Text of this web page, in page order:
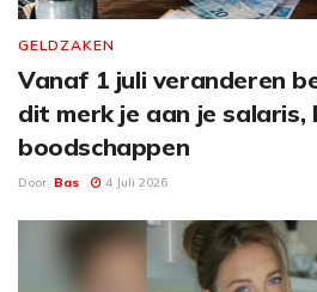
GELDZAKEN
Vanaf 1 juli veranderen
dit merk je aan je salaris,
boodschappen
Door Bas 4 Juli 2026